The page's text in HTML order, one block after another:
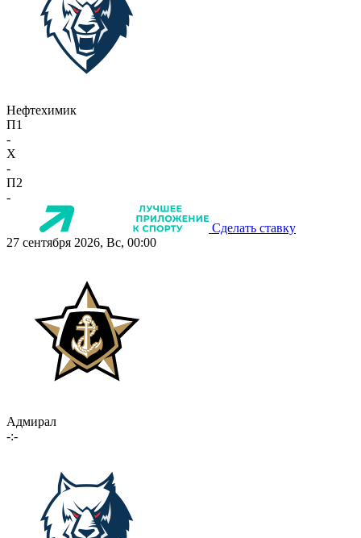
Нефтехимик
П1
-
X
-
П2
-
Сделать ставку
27 сентября 2026, Вс, 00:00
Адмирал
-:-